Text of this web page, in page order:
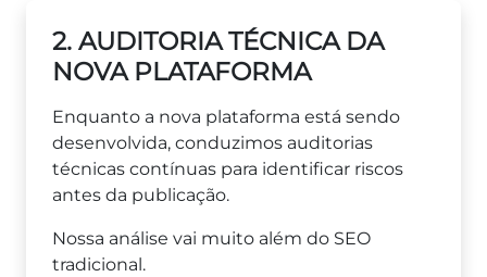
2. AUDITORIA TÉCNICA DA
NOVA PLATAFORMA
Enquanto a nova plataforma está sendo
desenvolvida, conduzimos auditorias
técnicas contínuas para identificar riscos
antes da publicação.
Nossa análise vai muito além do SEO
tradicional.